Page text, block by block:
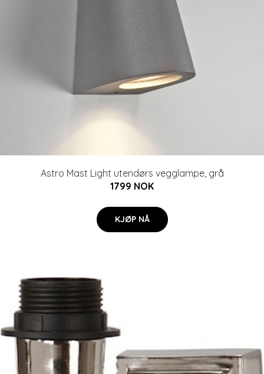
Astro Mast Light utendørs vegglampe, grå
1799 NOK
KJØP NÅ